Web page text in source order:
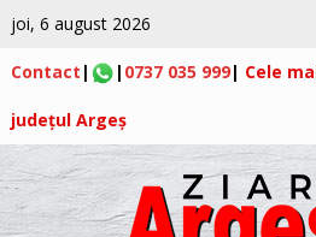
joi, 6 august 2026
Contact | | 0737 035 999| Cele
județul Argeș